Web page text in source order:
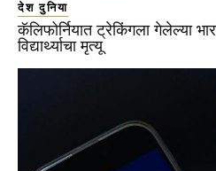
देश दुनिया
कॅलिफोर्नियात ट्रेकिंगला गेलेल्या
विद्यार्थ्याचा मृत्यू